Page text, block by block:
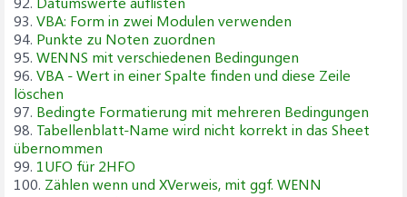
93. VBA: Form in zwei Modulen verwenden
94. Punkte zu Noten zuordnen
95. WENNS mit verschiedenen Bedingungen
96. VBA - Wert in einer Spalte finden und diese Zeile
löschen
97. Bedingte Formatierung mit mehreren Bedingungen
98. Tabellenblatt-Name wird nicht korrekt in das Sheet
übernommen
99. 1UFO für 2HFO
100. Zählen wenn und XVerweis, mit ggf. WENN